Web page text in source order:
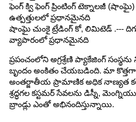
ఫెంగ్ క్వి ఫెంగ్ ప్రింటింగ్ టెక్నాలజీ
ఉత్పత్తులలో ప్రధానమైనది
షాంఘై చుంకై ట్రేడింగ్ కో, లిమిటెడ్ .---
వ్యాపారంలో ప్రధానమైనది
ప్రపంచంలోని అగ్రశ్రేణి ప్యాకేజింగ్
బృందం అంకితం చేయబడింది. మా
అంతర్జాతీయ ప్రామాణిక అధిక నాణ్యత
శ్రద్ధగల కస్టమర్ సేవలను డిస్నీ,
బ్రాండ్లు ఎంతో అభినందిస్తున్నాయి.